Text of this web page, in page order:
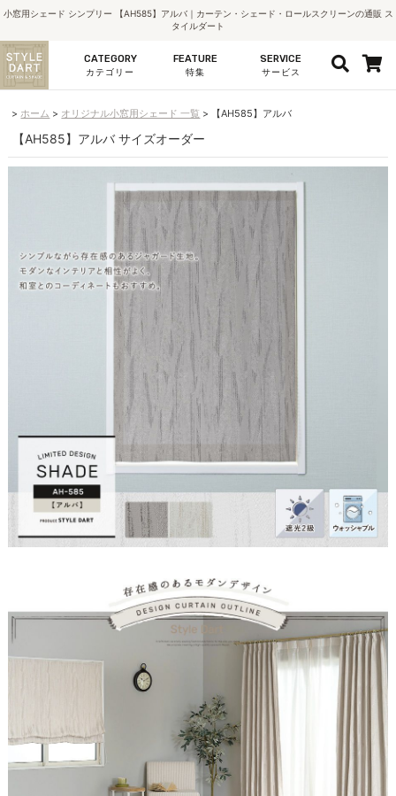
小窓用シェード シンプリー 【AH585】アルバ｜カーテン・シェード・ロールスクリーンの通販 ス
タイルダート
CATEGORY
カテゴリー
FEATURE
特集
SERVICE
サービス
ホーム オリジナル小窓用シェード 一覧 【AH585】アルバ
【AH585】アルバ サイズオーダー